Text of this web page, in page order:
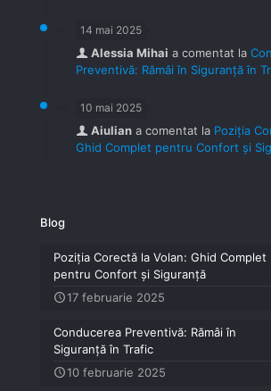
14 mai 2025
Alessia Mihai a comentat la
Preventivă: Rămâi în Siguranță în
10 mai 2025
Aiulian a comentat la Poziția
Ghid Complet pentru Confort și
Blog
Poziția Corectă la Volan: Ghid Complet
pentru Confort și Siguranță
17 februarie 2025
Conducerea Preventivă: Rămâi în
Siguranță în Trafic
10 februarie 2025